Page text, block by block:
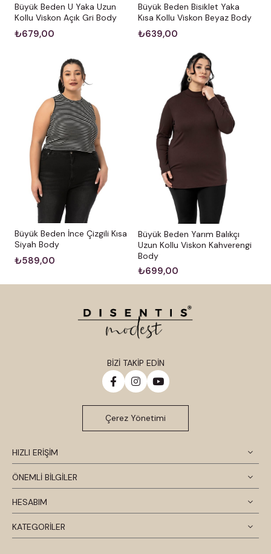
Büyük Beden U Yaka Uzun
Kollu Viskon Açık Gri Body
₺679,00
Büyük Beden Bisiklet Yaka
Kısa Kollu Viskon Beyaz Body
₺639,00
Büyük Beden İnce Çizgili Kısa
Siyah Body
₺589,00
Büyük Beden Yarım Balıkçı
Uzun Kollu Viskon Kahverengi
Body
₺699,00
HIZLI ERİŞİM
ÖNEMLİ BİLGİLER
HESABIM
KATEGORİLER
BİZİ TAKİP EDİN
Çerez Yönetimi